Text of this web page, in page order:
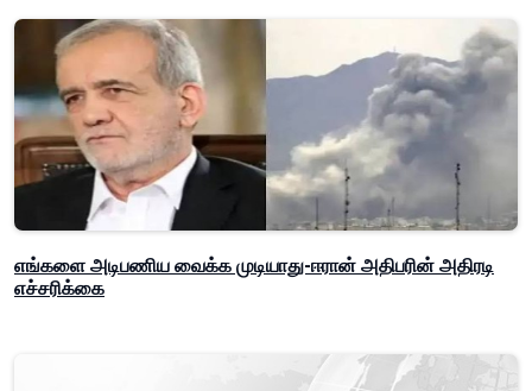
எங்களை அடிபணிய வைக்க முடியாது-ஈரான் அதிபரின் அதிரடி
எச்சரிக்கை